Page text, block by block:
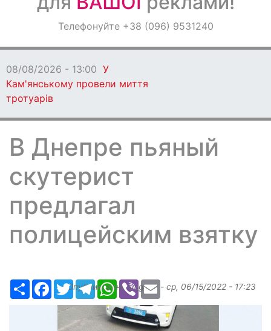
ОголошенняТелефонуйте +38 (096) 9531240
08/08/2026 - 13:00 У
Кам'янському провели миття
тротуарів
В Днепре пьяный
скутерист
предлагал
полицейским взятку
РесурсFacebook
TwitterTelegramWhatsApp
ViberEmail
Опубликованоbugaev - ср, 06/15/2022 - 17:23